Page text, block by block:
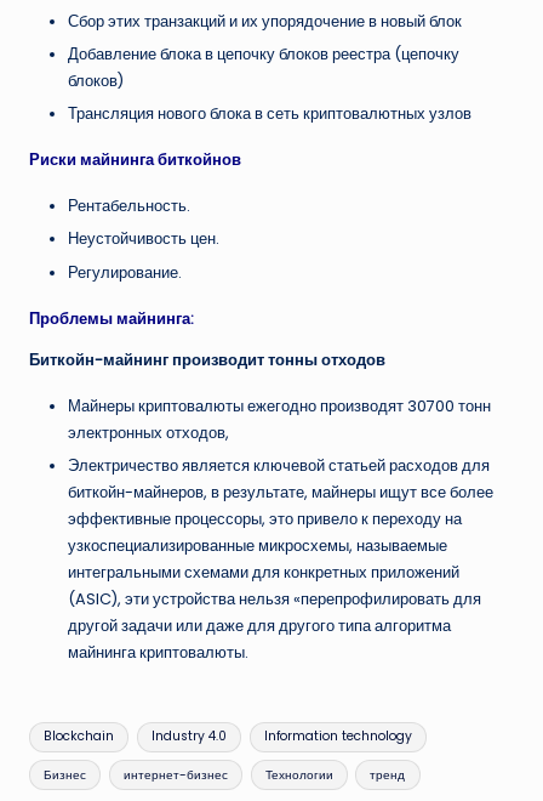
Сбор этих транзакций и их упорядочение в новый блок
Добавление блока в цепочку блоков реестра (цепочку
блоков)
Трансляция нового блока в сеть криптовалютных узлов
Риски майнинга биткойнов
Рентабельность.
Неустойчивость цен.
Регулирование.
Проблемы майнинга:
Биткойн-майнинг производит тонны отходов
Майнеры криптовалюты ежегодно производят 30700 тонн
электронных отходов,
Электричество является ключевой статьей расходов для
биткойн-майнеров, в результате, майнеры ищут все более
эффективные процессоры, это привело к переходу на
узкоспециализированные микросхемы, называемые
интегральными схемами для конкретных приложений
(ASIC), эти устройства нельзя «перепрофилировать для
другой задачи или даже для другого типа алгоритма
майнинга криптовалюты.
Метки:
Blockchain Industry 4.0 Information technology
Бизнес интернет-бизнес Технологии тренд